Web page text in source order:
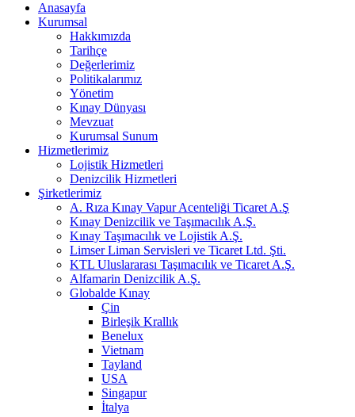
Anasayfa
Kurumsal
Hakkımızda
Tarihçe
Değerlerimiz
Politikalarımız
Yönetim
Kınay Dünyası
Mevzuat
Kurumsal Sunum
Hizmetlerimiz
Lojistik Hizmetleri
Denizcilik Hizmetleri
Şirketlerimiz
A. Rıza Kınay Vapur Acenteliği Ticaret A.Ş
Kınay Denizcilik ve Taşımacılık A.Ş.
Kınay Taşımacılık ve Lojistik A.Ş.
Limser Liman Servisleri ve Ticaret Ltd. Şti.
KTL Uluslararası Taşımacılık ve Ticaret A.Ş.
Alfamarin Denizcilik A.Ş.
Globalde Kınay
Çin
Birleşik Krallık
Benelux
Vietnam
Tayland
USA
Singapur
İtalya